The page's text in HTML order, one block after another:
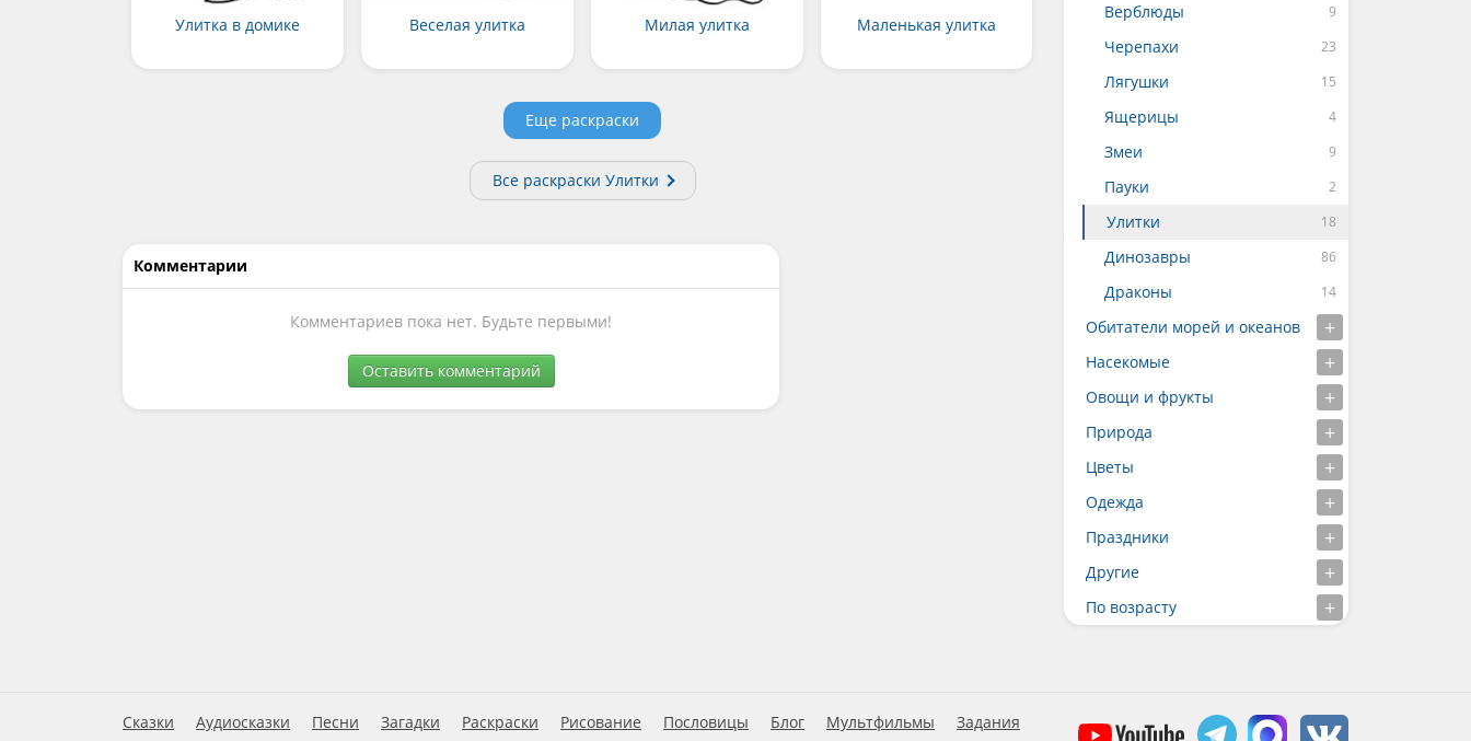
Улитка в домике Веселая улитка Милая улитка Маленькая улитка
Еще раскраски
Все раскраски Улитки
Комментарии
Комментариев пока нет. Будьте первыми!
Оставить комментарий
Верблюды
Черепахи
Лягушки
Ящерицы
Змеи
Пауки
Улитки
Динозавры
Драконы
Обитатели морей и океанов
Насекомые
Овощи и фрукты
Природа
Цветы
Одежда
Праздники
Другие
По возрасту
Сказки Аудиосказки Песни Загадки Раскраски Рисование Пословицы Блог Мультфильмы Задания